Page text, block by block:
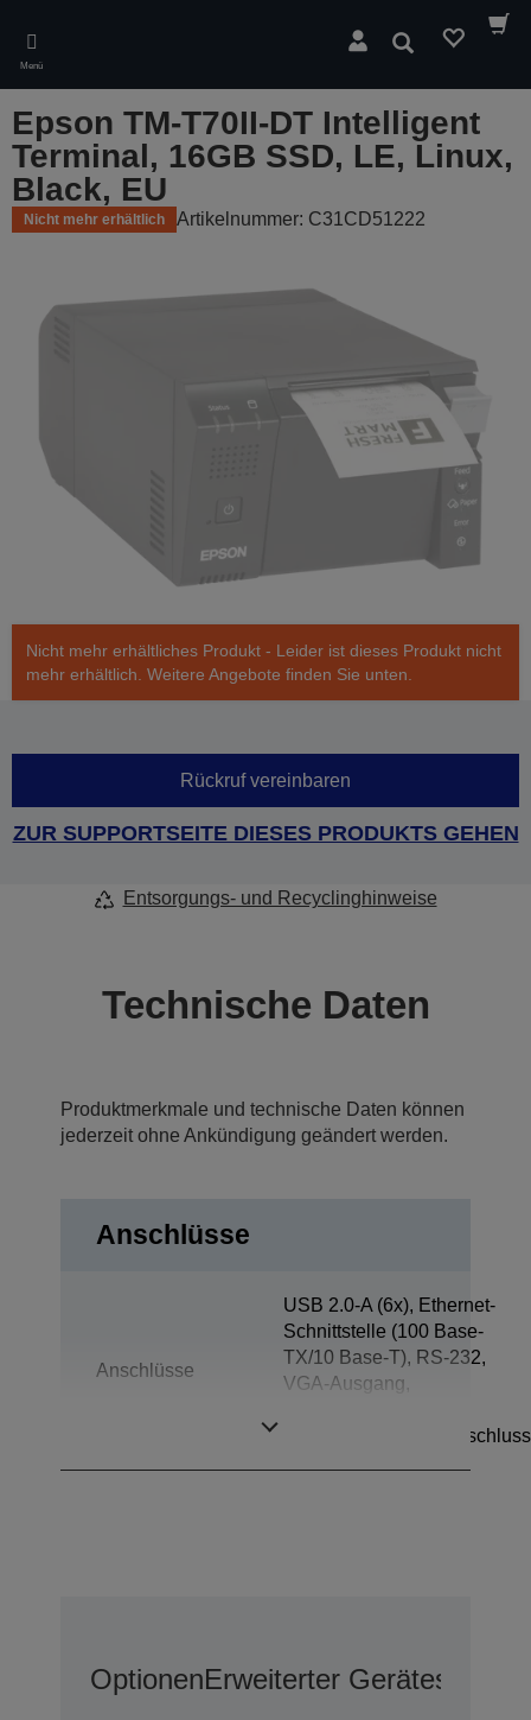
main
content
Menü
Suchen
Epson TM-T70II-DT Intelligent
Terminal, 16GB SSD, LE, Linux,
Black, EU
Nicht mehr erhältlich Artikelnummer: C31CD51222
Nicht mehr erhältliches Produkt - Leider ist dieses Produkt nicht
mehr erhältlich. Weitere Angebote finden Sie unten.
Rückruf vereinbaren
ZUR SUPPORTSEITE DIESES PRODUKTS GEHEN
Entsorgungs- und Recyclinghinweise
Technische Daten
Produktmerkmale und technische Daten können
jederzeit ohne Ankündigung geändert werden.
Anschlüsse
Anschlüsse
USB 2.0-A (6x), Ethernet-
Schnittstelle (100 Base-
TX/10 Base-T), RS-232,
VGA-Ausgang,
Kassenschubladenanschluss
OptionenErweiterter Geräteschutz